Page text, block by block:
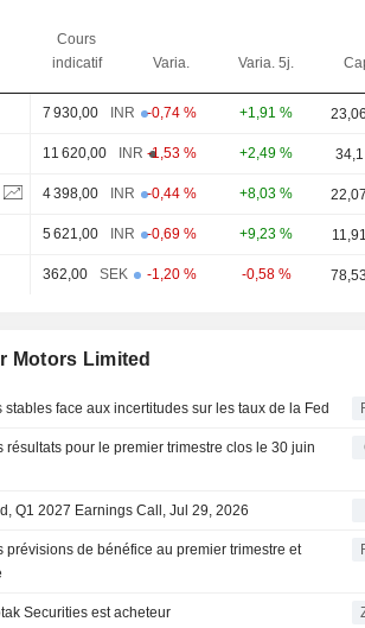
Cours
indicatif
Varia. Varia. 5j.
7 930,00 INR -0,74 % +1,91 %
11 620,00 INR -1,53 % +2,49 %
4 398,00 INR -0,44 % +8,03 %
5 621,00 INR -0,69 % +9,23 %
362,00 SEK -1,20 % -0,58 %
Motors Limited
face aux incertitudes sur les taux de la Fed
pour le premier trimestre clos le 30 juin
Q1 2027 Earnings Call, Jul 29, 2026
prévisions de bénéfice au premier trimestre et
MOTORS LIMITED : Kotak Securities est acheteur